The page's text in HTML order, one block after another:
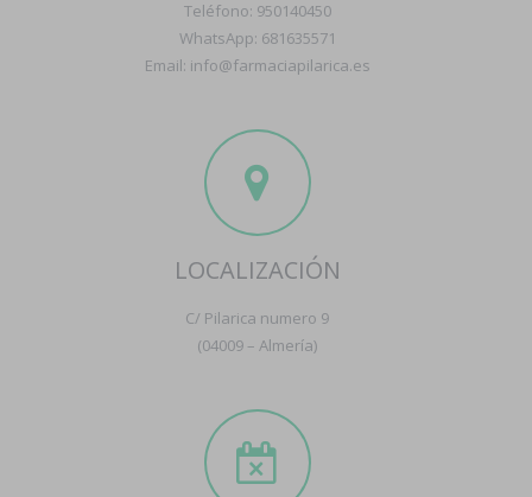
Teléfono: 950140450
WhatsApp: 681635571
Email: info@farmaciapilarica.es
LOCALIZACIÓN
C/ Pilarica numero 9
(04009 – Almería)